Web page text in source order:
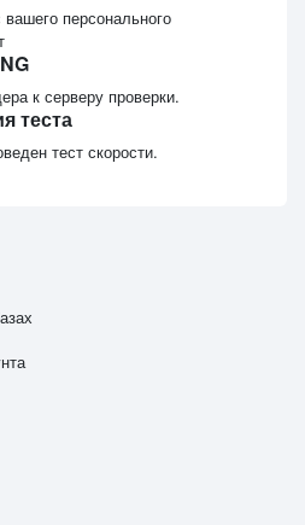
персонального
к серверу проверки.
теста
тест скорости.